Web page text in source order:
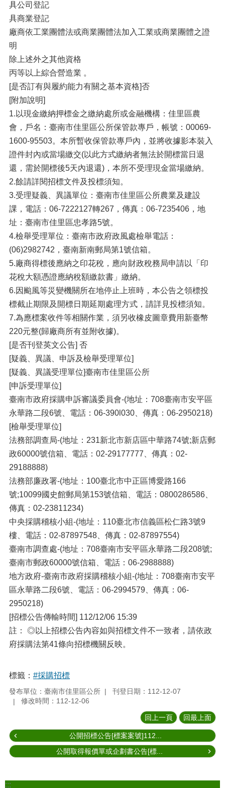
具公司登記
具商業登記
廠商依工業團體法或商業團體法加入工業或商業團體之證
明
除上述外之其他資格
丙等以上綜合營造業 。
[是否訂有與履約能力有關之基本資格]否
[附加說明]
1.以現金繳納押標金之繳納處所或金融機構：佳里區農
會，戶名：臺南市佳里區公所保管款專戶，帳號：00069-
1600-95503。本所暫收保管款專戶內，並將收據影本裝入
證件封內或當場繳交(以此方式繳納者無法於開標當日退
還，需於開標後5天內退還)，本所不受理現金當場繳納。
2.餘請詳閱招標文件及投標須知。
3.受理疑義、異議單位：臺南市佳里區公所農業及建設
課，電話：06-7222127轉267，傳真：06-7235406，地
址：臺南市佳里區忠孝路5號。
4.檢舉受理單位：臺南市政府政風處檢舉電話：
(06)2982742，臺南新南郵局第1號信箱。
5.廠商得標後應納之印花稅，應向財政稅務局申請以「印
花稅大額憑證應納稅額繳款書」繳納。
6.因颱風等災變機關所在地停止上班時，本公告之領標投
標截止期限及開標日期延期處理方式，請詳見投標須知。
7.為應標案收件等相關作業，須另收橡皮圖章費用新臺幣
220元整(歸廠商所有並附收據)。
[是否刊登英文公告] 否
[疑義、異議、申訴及檢舉受理單位]
[疑義、異議受理單位]臺南市佳里區公所
[申訴受理單位]
臺南市政府採購申訴審議委員會-(地址：708臺南市安平區
永華路二段6號、電話：06-390l030、傳真：06-2950218)
[檢舉受理單位]
法務部調查局-(地址：231新北市新店區中華路74號;新店郵
政60000號信箱、電話：02-29177777、傳真：02-
29188888)
法務部廉政署-(地址：100臺北市中正區博愛路166
號;10099國史館郵局第153號信箱、電話：0800286586、
傳真：02-23811234)
中央採購稽核小組-(地址：110臺北市信義區松仁路3號9
樓、電話：02-87897548、傳真：02-87897554)
臺南市調查處-(地址：708臺南市安平區永華路二段208號;
臺南市郵政60000號信箱、電話：06-2988888)
地方政府-臺南市政府採購稽核小組-(地址：708臺南市安平
區永華路二段6號、電話：06-2994579、傳真：06-
2950218)
[招標公告傳輸時間] 112/12/06 15:39
註： ◎以上招標公告內容如與招標文件不一致者，請依政
府採購法第41條向招標機關反映。
標籤： #採購招標
發布單位：臺南市佳里區公所
刊登日期：112-12-07
修改時間：112-12-06
回上一頁 回最上面
公開招標公告[標案案號]112...
公開取得報價單或企劃書公告[標...
:::